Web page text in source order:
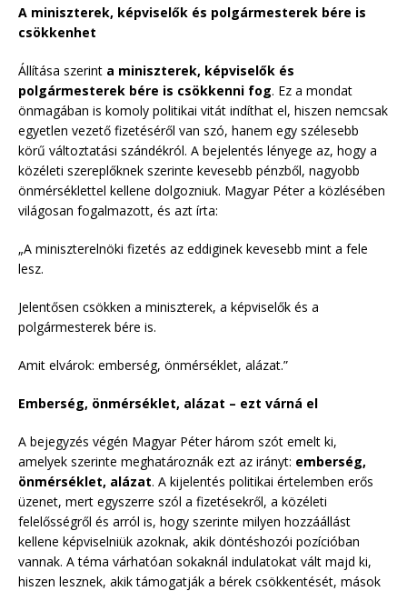
A miniszterek, képviselők és polgármesterek bére is
csökkenhet
Állítása szerint a miniszterek, képviselők és
polgármesterek bére is csökkenni fog. Ez a mondat
önmagában is komoly politikai vitát indíthat el, hiszen nemcsak
egyetlen vezető fizetéséről van szó, hanem egy szélesebb
körű változtatási szándékról. A bejelentés lényege az, hogy a
közéleti szereplőknek szerinte kevesebb pénzből, nagyobb
önmérséklettel kellene dolgozniuk. Magyar Péter a közlésében
világosan fogalmazott, és azt írta:
„A miniszterelnöki fizetés az eddiginek kevesebb mint a fele
lesz.
Jelentősen csökken a miniszterek, a képviselők és a
polgármesterek bére is.
Amit elvárok: emberség, önmérséklet, alázat.”
Emberség, önmérséklet, alázat – ezt várná el
A bejegyzés végén Magyar Péter három szót emelt ki,
amelyek szerinte meghatároznák ezt az irányt: emberség,
önmérséklet, alázat. A kijelentés politikai értelemben erős
üzenet, mert egyszerre szól a fizetésekről, a közéleti
felelősségről és arról is, hogy szerinte milyen hozzáállást
kellene képviselniük azoknak, akik döntéshozói pozícióban
vannak. A téma várhatóan sokaknál indulatokat vált majd ki,
hiszen lesznek, akik támogatják a bérek csökkentését, mások